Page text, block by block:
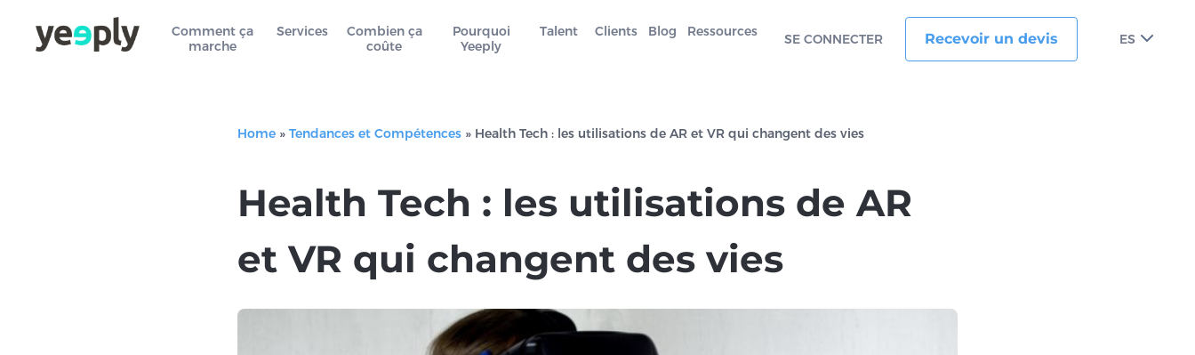
Comment ça
marche
Services
Combien ça
coûte
Pourquoi
Yeeply
Talent Clients Blog Ressources SE CONNECTER Recevoir un devis ES
Home » Tendances et Compétences » Health Tech : les utilisations de AR et VR qui changent des vies
Health Tech : les utilisations de AR
et VR qui changent des vies